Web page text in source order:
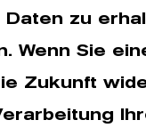
zu
Wenn Sie
Zukunft